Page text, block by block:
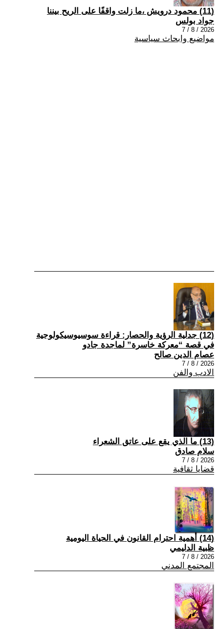
(11) محمود درويش ،ما زلت واقفًا على الريح بيننا
جواد بولس
2026 / 8 / 7
مواضيع وابحاث سياسية
(12) جدلية الرؤية والحصار: قراءة سوسيوسيكولوجية
في قصة “معركة خاسرة” لماجدة جادو
عصام الدين صالح
2026 / 8 / 7
الادب والفن
(13) ما الذي يقع على عاتق الشعراء
سلام صادق
2026 / 8 / 7
قضايا ثقافية
(14) أهمية احترام القانون في الحياة اليومية
ظبية الدليمي
2026 / 8 / 7
المجتمع المدني